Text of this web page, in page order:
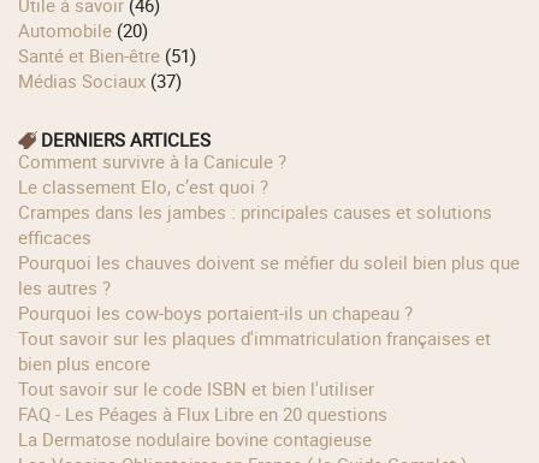
Utile à savoir (46)
Automobile (20)
Santé et Bien-être (51)
Médias Sociaux (37)
DERNIERS ARTICLES
Comment survivre à la Canicule ?
Le classement Elo, c’est quoi ?
Crampes dans les jambes : principales causes et solutions
efficaces
Pourquoi les chauves doivent se méfier du soleil bien plus que
les autres ?
Pourquoi les cow‑boys portaient‑ils un chapeau ?
Tout savoir sur les plaques d'immatriculation françaises et
bien plus encore
Tout savoir sur le code ISBN et bien l'utiliser
FAQ - Les Péages à Flux Libre en 20 questions
La Dermatose nodulaire bovine contagieuse